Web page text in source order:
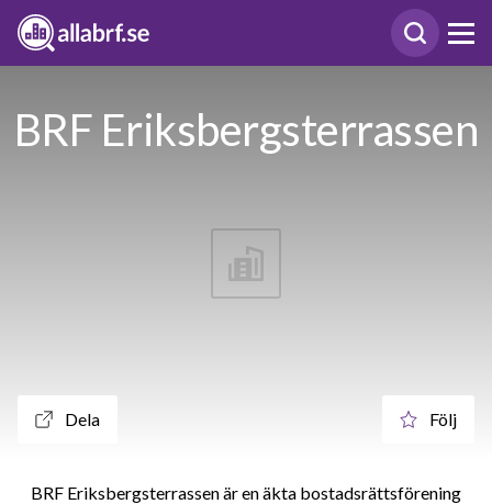
BRF Eriksbergsterrassen
Dela Följ
BRF Eriksbergsterrassen är en äkta bostadsrättsförening